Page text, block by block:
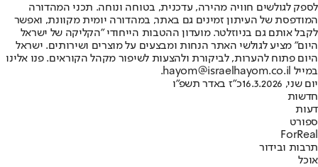
לספק לגולשים חוויה מהירה, עדכנית, בטוחה ונוחה. תכני המהדורה
המודפסת של העיתון זמינים גם באתר, במהדורה יומית מקוונת, ואפשר
לקבל אותם גם בניוזלטר. מועדון ההטבות הייחודי "הקליקה של ישראל
היום" מציע לגולשי האתר הנחות ומבצעים על מוצרים ושירותים. ישראל
היום פתוח להערות, לביקורת ולהצעות לשיפור מקהל הקוראים. פנו אלינו
במייל hayom@israelhayom.co.il.
יום שני, 16.3.2026
כ"ז באדר תשפ"ו
חדשות
דעות
ספורט
ForReal
תרבות ובידור
אוכל